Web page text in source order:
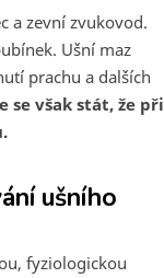
a zevní zvukovod.
Ušní maz
prachu a dalších
se však stát, že při
ušního
fyziologickou